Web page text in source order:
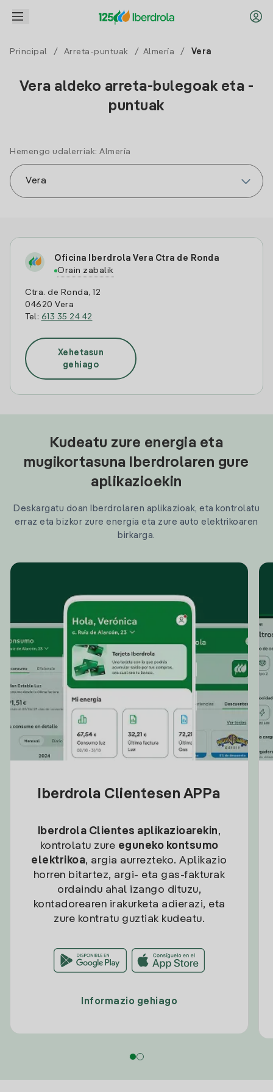
Principal / Arreta-puntuak / Almería / Vera
Vera aldeko arreta-bulegoak eta -
puntuak
Hemengo udalerriak: Almería
Oficina Iberdrola Vera Ctra de Ronda
Orain zabalik
Ctra. de Ronda, 12
04620 Vera
Tel: 613 35 24 42
Xehetasun
gehiago
Kudeatu zure energia eta
mugikortasuna Iberdrolaren gure
aplikazioekin
Deskargatu doan Iberdrolaren aplikazioak, eta kontrolatu
erraz eta bizkor zure energia eta zure auto elektrikoaren
birkarga.
Iberdrola Clientesen APPa
Iberdrola Clientes aplikazioarekin,
kontrolatu zure eguneko kontsumo
elektrikoa, argia aurrezteko. Aplikazio
horren bitartez, argi- eta gas-fakturak
ordaindu ahal izango dituzu,
kontadorearen irakurketa adierazi, eta
zure kontratu guztiak kudeatu.
Informazio gehiago